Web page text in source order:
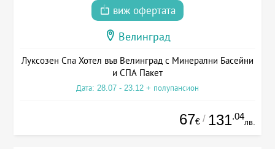
виж офертата
Велинград
Луксозен Спа Хотел във Велинград с Минерални Басейни
и СПА Пакет
Дата: 28.07 - 23.12 + полупансион
67€ / 131.04
лв.